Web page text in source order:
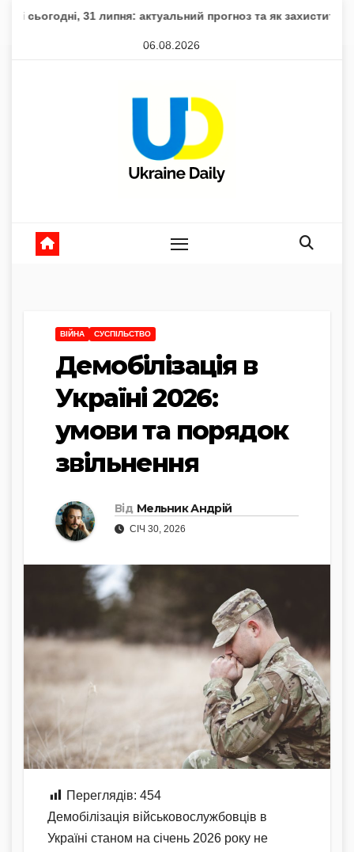
Skip31 липня: актуальний прогноз та як захистити здоров’я
06.08.2026
ВІЙНА СУСПІЛЬСТВО
Демобілізація в
Україні 2026:
умови та порядок
звільнення
Від Мельник Андрій
СІЧ 30, 2026
Переглядів: 454
Демобілізація військовослужбовців в
Україні станом на січень 2026 року не